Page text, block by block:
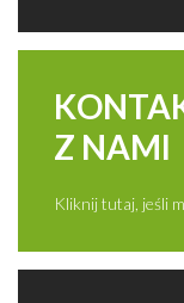
Z NAMI
Kliknij tutaj, jeśli